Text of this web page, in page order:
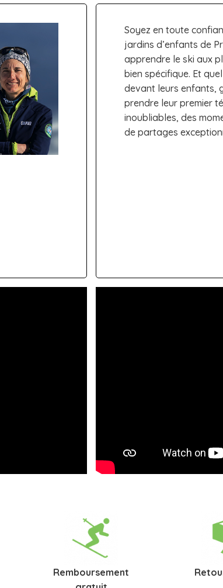
Soyez en toute
jardins d’enfants de
apprendre le ski aux
bien spécifique. Et
devant leurs enfants,
prendre leur premier
inoubliables, des
de partages
Remboursement